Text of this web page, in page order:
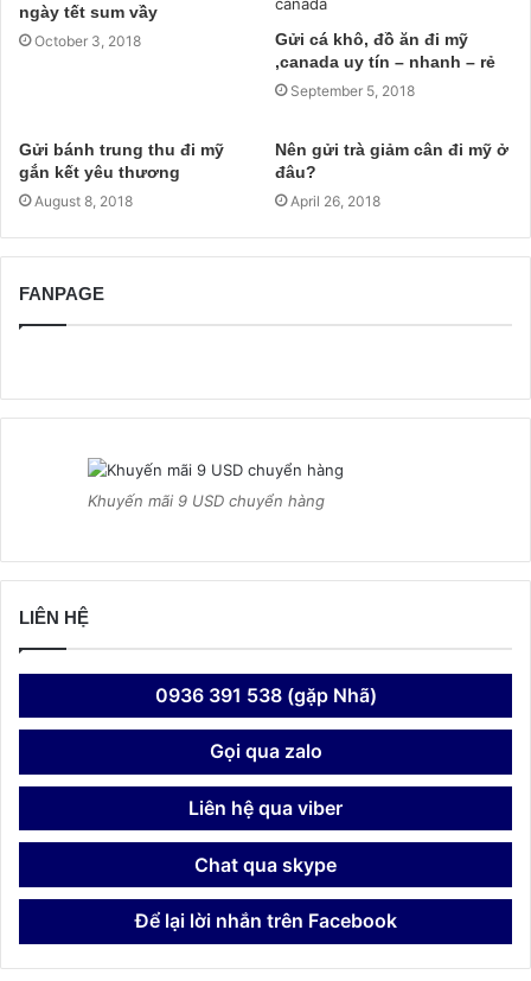
ngày tết sum vầy
October 3, 2018
Gửi cá khô, đồ ăn đi mỹ
,canada uy tín – nhanh – rẻ
September 5, 2018
Gửi bánh trung thu đi mỹ
gắn kết yêu thương
August 8, 2018
Nên gửi trà giảm cân đi mỹ ở
đâu?
April 26, 2018
FANPAGE
Khuyến mãi 9 USD chuyển hàng
LIÊN HỆ
0936 391 538 (gặp Nhã)
Gọi qua zalo
Liên hệ qua viber
Chat qua skype
Để lại lời nhắn trên Facebook